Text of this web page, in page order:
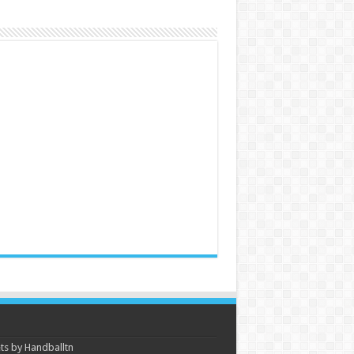
by Handballtn